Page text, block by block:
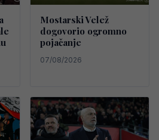
Mostarski Velež
dogovorio ogromno
pojačanje
07/08/2026